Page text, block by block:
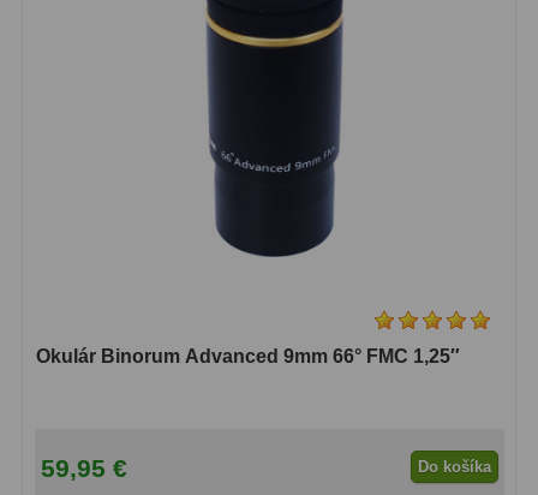
Okulár Binorum Advanced 9mm 66° FMC 1,25″
59,95 € Do košíka